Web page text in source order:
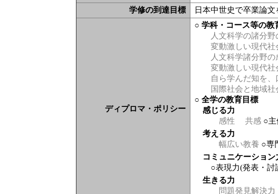
学修の到達目標
日本中世史で卒業論
ディプロマ・ポリシー
○ 学科・コース等の教
人文科学の諸分野
変動激しい現代社
人文科学諸分野の
変動激しい現代社
自ら学んだ知を、
国際社会と地域社
○ 全学の教育目標
感じる力
感性
共感 ○主
考える力
幅広い教養 ○専
コミュニケーション
○表現力(発表・討
生きる力
問題発見解決力